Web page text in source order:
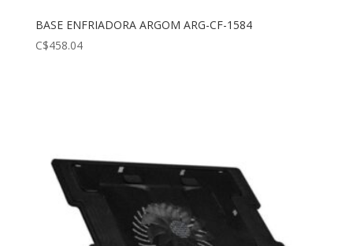
BASE ENFRIADORA ARGOM ARG-CF-1584
C$458.04